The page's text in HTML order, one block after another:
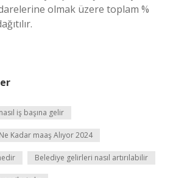
olmak üzere toplam %
iş başına gelir
Kadar maaş Alıyor 2024
Belediye gelirleri nasıl artırılabilir